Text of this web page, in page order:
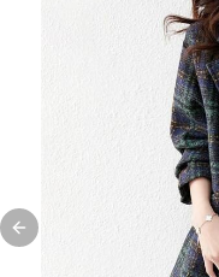
Previous slide